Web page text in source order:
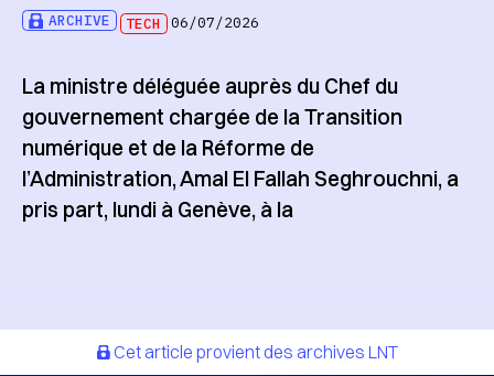
ARCHIVE TECH 06/07/2026
La ministre déléguée auprès du Chef du
gouvernement chargée de la Transition
numérique et de la Réforme de
l’Administration, Amal El Fallah Seghrouchni, a
pris part, lundi à Genève, à la
Cet article provient des archives LNT